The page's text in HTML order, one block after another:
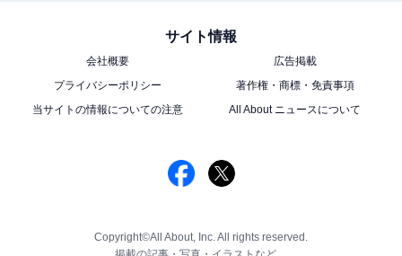
サイト情報
会社概要
広告掲載
プライバシーポリシー
著作権・商標・免責事項
当サイトの情報についての注意
All About ニュースについて
Copyright©All About, Inc. All rights reserved.